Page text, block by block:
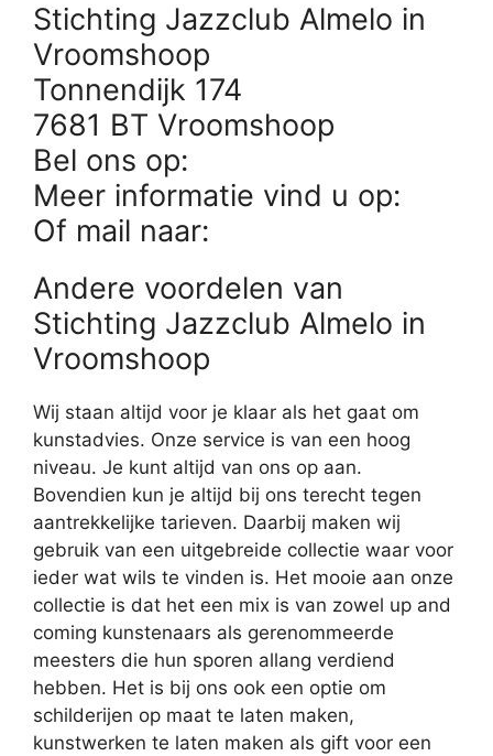
Stichting Jazzclub Almelo in
Vroomshoop
Tonnendijk 174
7681 BT Vroomshoop
Bel ons op:
Meer informatie vind u op:
Of mail naar:
Andere voordelen van
Stichting Jazzclub Almelo in
Vroomshoop
Wij staan altijd voor je klaar als het gaat om
kunstadvies. Onze service is van een hoog
niveau. Je kunt altijd van ons op aan.
Bovendien kun je altijd bij ons terecht tegen
aantrekkelijke tarieven. Daarbij maken wij
gebruik van een uitgebreide collectie waar voor
ieder wat wils te vinden is. Het mooie aan onze
collectie is dat het een mix is van zowel up and
coming kunstenaars als gerenommeerde
meesters die hun sporen allang verdiend
hebben. Het is bij ons ook een optie om
schilderijen op maat te laten maken,
kunstwerken te laten maken als gift voor een